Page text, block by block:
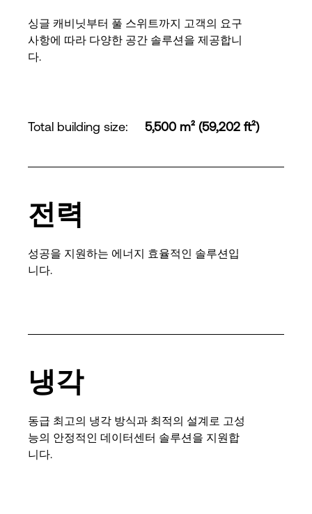
싱글 캐비닛부터 풀 스위트까지 고객의 요구
사항에 따라 다양한 공간 솔루션을 제공합니
다.
Total building size: 5,500 m² (59,202 ft²)
전력
성공을 지원하는 에너지 효율적인 솔루션입
니다.
냉각
동급 최고의 냉각 방식과 최적의 설계로 고성
능의 안정적인 데이터센터 솔루션을 지원합
니다.